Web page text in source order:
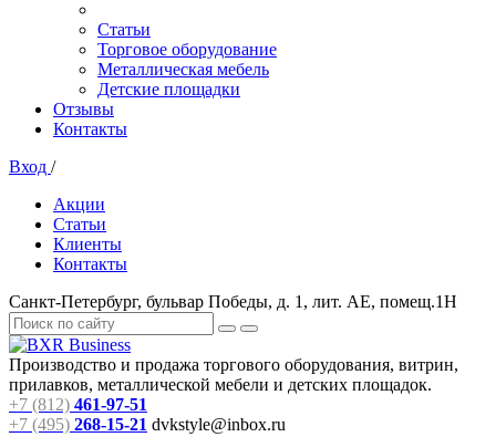
Статьи
Торговое оборудование
Металлическая мебель
Детские площадки
Отзывы
Контакты
Вход /
Акции
Статьи
Клиенты
Контакты
Санкт-Петербург, бульвар Победы, д. 1, лит. АЕ, помещ.1Н
Производство и продажа торгового оборудования, витрин,
прилавков, металлической мебели и детских площадок.
+7 (812) 461-97-51
+7 (495) 268-15-21 dvkstyle@inbox.ru